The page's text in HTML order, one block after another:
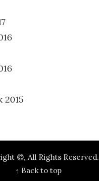
2015
©, All Rights Reserved.
↑ Back to top